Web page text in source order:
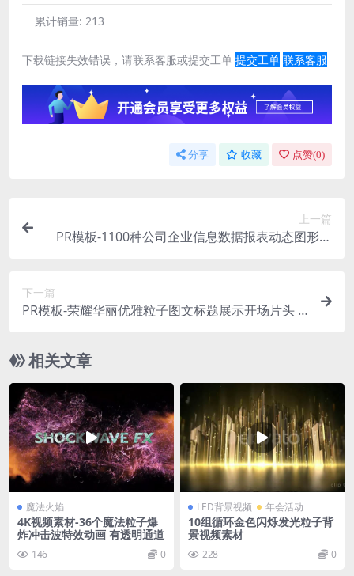
累计销量: 213
下载链接失效错误，请联系客服或提交工单 提交工单 联系客服
分享 收藏 点赞(0)
上一篇
PR模板-1100种公司企业信息数据报表动态图形展
下一篇
PR模板-荣耀华丽优雅粒子图文标题展示开场片头 A
相关文章
魔法火焰
4K视频素材-36个魔法粒子爆
炸冲击波特效动画 有透明通道
146 0
LED背景视频 年会活动
10组循环金色闪烁发光粒子背
景视频素材
228 0